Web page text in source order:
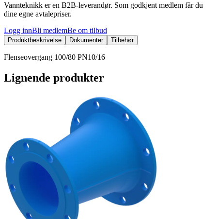
Vannteknikk er en B2B-leverandør. Som godkjent medlem får du
dine egne avtalepriser.
Logg innBli medlemBe om tilbud
Produktbeskrivelse Dokumenter Tilbehør
Flenseovergang 100/80 PN10/16
Lignende produkter